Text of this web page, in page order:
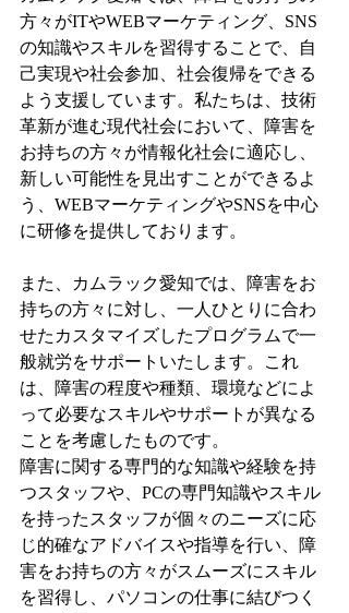
方々がITやWEBマーケティング、SNS
の知識やスキルを習得することで、自
己実現や社会参加、社会復帰をできる
よう支援しています。私たちは、技術
革新が進む現代社会において、障害を
お持ちの方々が情報化社会に適応し、
新しい可能性を見出すことができるよ
う、WEBマーケティングやSNSを中心
に研修を提供しております。
また、カムラック愛知では、障害をお
持ちの方々に対し、一人ひとりに合わ
せたカスタマイズしたプログラムで一
般就労をサポートいたします。これ
は、障害の程度や種類、環境などによ
って必要なスキルやサポートが異なる
ことを考慮したものです。
障害に関する専門的な知識や経験を持
つスタッフや、PCの専門知識やスキル
を持ったスタッフが個々のニーズに応
じ的確なアドバイスや指導を行い、障
害をお持ちの方々がスムーズにスキル
を習得し、パソコンの仕事に結びつく